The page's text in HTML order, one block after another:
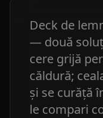
Deck de
— două
cere grijă
căldură;
și se curăță
le compari